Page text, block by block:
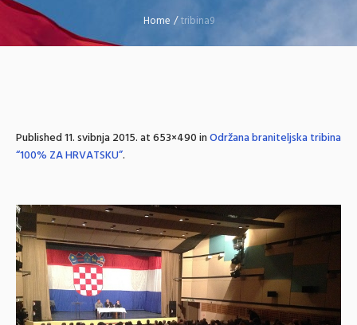
Home /tribina9
Published11. svibnja 2015.at 653×490 inOdržana braniteljska tribina
“100% ZA HRVATSKU”.